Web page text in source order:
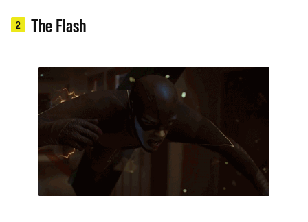
2 The Flash